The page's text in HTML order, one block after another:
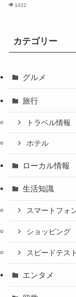
1022
カテゴリー
グルメ
旅行
トラベル情報
ホテル
ローカル情報
生活知識
スマートフォ
ショッピング
スピードテスト
エンタメ